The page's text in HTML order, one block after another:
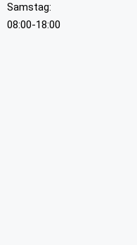
Samstag:
08:00-18:00